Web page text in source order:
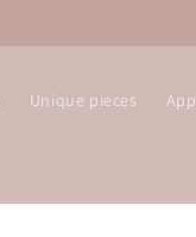
Unique pieces